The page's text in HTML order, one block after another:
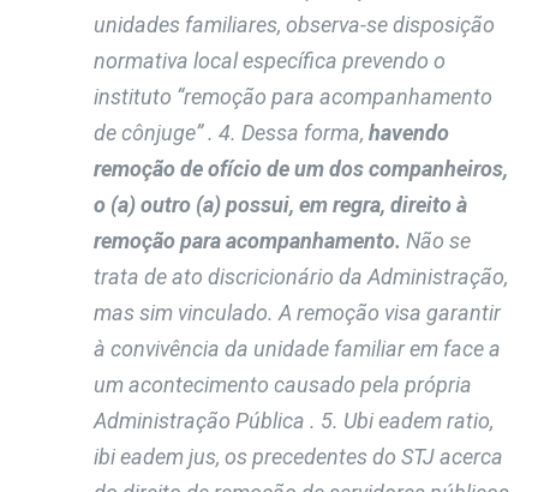
unidades familiares, observa-se disposição
normativa local específica prevendo o
instituto “remoção para acompanhamento
de cônjuge” . 4. Dessa forma, havendo
remoção de ofício de um dos companheiros,
o (a) outro (a) possui, em regra, direito à
remoção para acompanhamento. Não se
trata de ato discricionário da Administração,
mas sim vinculado. A remoção visa garantir
à convivência da unidade familiar em face a
um acontecimento causado pela própria
Administração Pública . 5. Ubi eadem ratio,
ibi eadem jus, os precedentes do STJ acerca